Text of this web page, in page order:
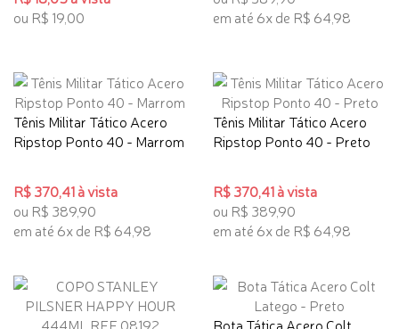
ou R$ 19,00
em até 6x de R$ 64,98
Tênis Militar Tático Acero
Ripstop Ponto 40 - Marrom
R$ 370,41 à vista
ou R$ 389,90
em até 6x de R$ 64,98
Tênis Militar Tático Acero
Ripstop Ponto 40 - Preto
R$ 370,41 à vista
ou R$ 389,90
em até 6x de R$ 64,98
Bota Tática Acero Colt